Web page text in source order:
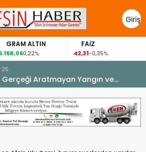
Giriş
Yap
ALTIN
0,22%
FAİZ
42,31-0,35%
Aratmayan Yangın ve